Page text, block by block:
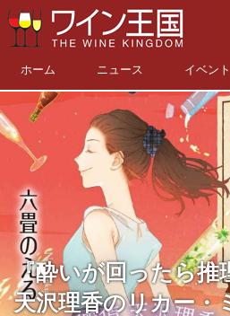
ホーム ニュース イベント
『酔いが回ったら
天沢理香のリカー・